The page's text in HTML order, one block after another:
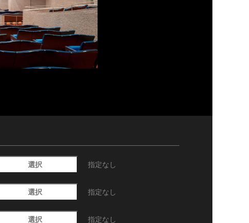
選択 指定なし
選択 指定なし
選択 指定なし